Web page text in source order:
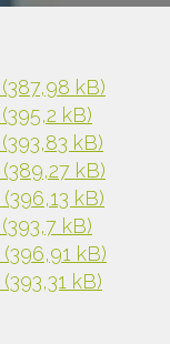
(387,98 kB)
(395,2 kB)
(393,83 kB)
(389,27 kB)
(396,13 kB)
(393,7 kB)
(396,91 kB)
(393,31 kB)